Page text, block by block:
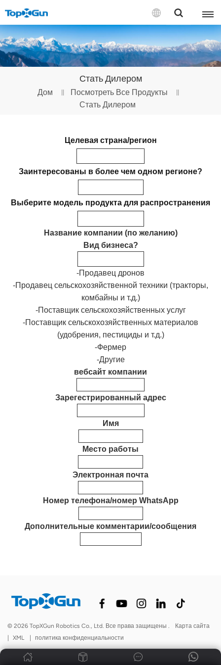
СВЯЗАТЬСЯ С НАМИ
English
Español
Русский
Português(Brasil)
Türkçe
Tiếng Việt
Стать Дилером
Дом
Посмотреть Все Продукты
Стать Дилером
Целевая страна/регион
Заинтересованы в более чем одном регионе?
Выберите модель продукта для распространения
Название компании (по желанию)
Вид бизнеса?
-Продавец дронов
-Продавец сельскохозяйственной техники (тракторы,
комбайны и т.д.)
-Поставщик сельскохозяйственных услуг
-Поставщик сельскохозяйственных материалов
(удобрения, пестициды и т.д.)
-Фермер
-Другие
вебсайт компании
Зарегестрированный адрес
Имя
Место работы
Электронная почта
Номер телефона/номер WhatsApp
Дополнительные комментарии/сообщения
© 2026 TopXGun Robotics Co., Ltd. Все права защищены .
Карта сайта
XML политика конфиденциальности